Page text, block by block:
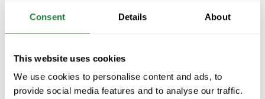
Consent Details About
This website uses cookies
We use cookies to personalise content and ads, to
provide social media features and to analyse our traffic.
prioritetno delovanje. Cilj je sprečavanje
aktivnosti koje mogu ugroziti dostupnost,
autentičnost, integritet i poverljivost
sačuvanih ličnih podataka, kao i opštu